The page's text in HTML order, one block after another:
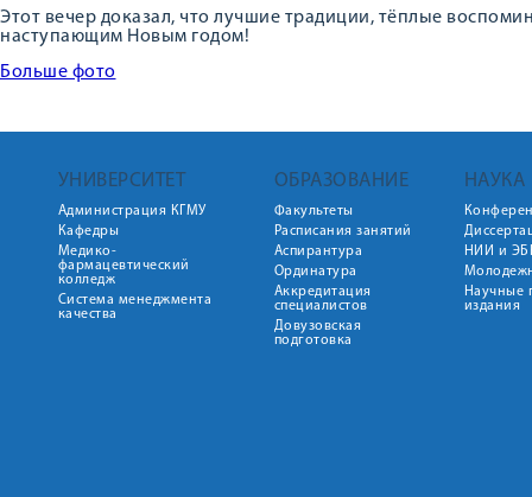
Этот вечер доказал, что лучшие традиции, тёплые
наступающим Новым годом!
Больше фото
УНИВЕРСИТЕТ
Администрация КГМУ
Кафедры
Медико-
фармацевтический
колледж
Система менеджмента
качества
ОБРАЗОВАНИЕ
Факультеты
Расписания занятий
Аспирантура
Ординатура
Аккредитация
специалистов
Довузовская
подготовка
НАУКА
НИИ и
Научные
издания